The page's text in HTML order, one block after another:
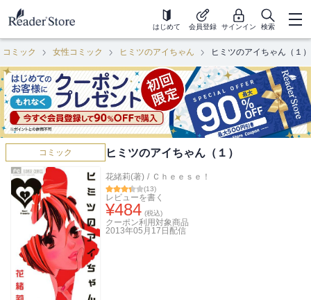
はじめて 会員登録 サインイン 検索
コミック 女性コミック ヒミツのアイちゃん ヒミツのアイちゃん（１）
コミック ヒミツのアイちゃん（１）
花緒莉(著) / Ｃｈｅｅｓｅ！
(13)
レビューを書く
¥484 (税込)
クーポン利用対象商品
2013年05月17日 配信